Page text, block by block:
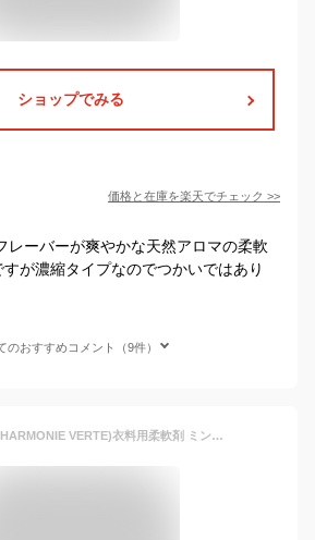
ショップでみる
価格と在庫を楽天でチェック >>
レーバーが爽やかな天然アロマの柔軟
が濃縮タイプなのでつかいではあり
のおすすめコメント（9件）
アルモニベルツ(HARMONIE VERTE)衣料用柔軟剤 ミント&シダー 1.5L 柔軟仕上げ剤 洗濯洗剤 エコ洗剤 オーガニック洗剤 液体 無着色